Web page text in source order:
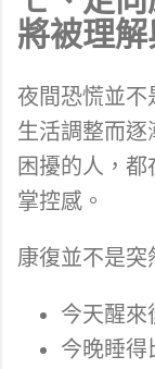
將被理
夜間恐慌並不
生活調整而
困擾的人，
掌控感。
康復並不是突
今天醒來
今晚睡得